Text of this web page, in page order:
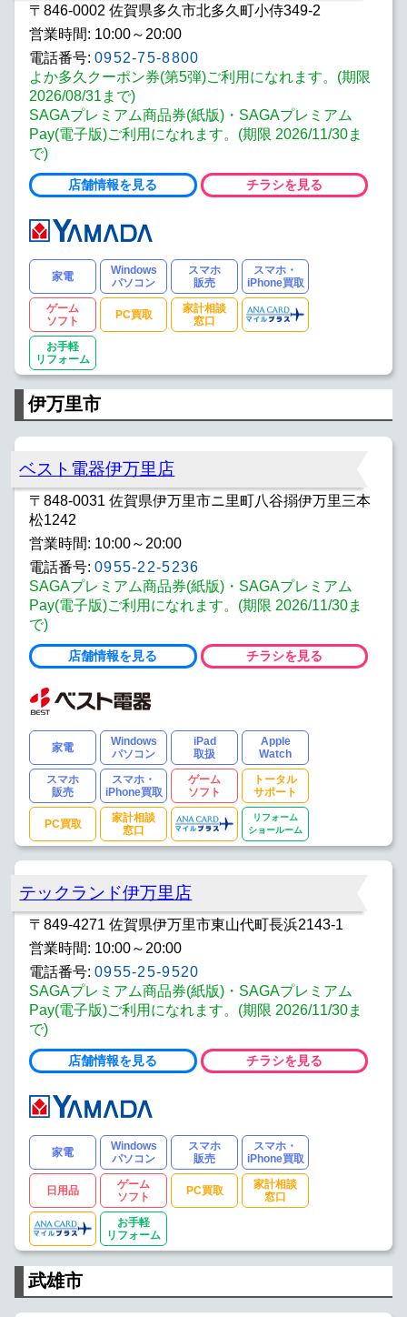
〒846-0002 佐賀県多久市北多久町小侍349-2
営業時間: 10:00～20:00
電話番号: 0952-75-8800
よか多久クーポン券(第5弾)ご利用になれます。(期限
2026/08/31まで)
SAGAプレミアム商品券(紙版)・SAGAプレミアム
Pay(電子版)ご利用になれます。(期限 2026/11/30ま
で)
店舗情報を見る チラシを見る
家電
Windows
パソコン
スマホ
販売
スマホ・
iPhone買取
ゲーム
ソフト
PC買取
家計相談
窓口
お手軽
リフォーム
伊万里市
ベスト電器伊万里店
〒848-0031 佐賀県伊万里市ニ里町八谷搦伊万里三本
松1242
営業時間: 10:00～20:00
電話番号: 0955-22-5236
SAGAプレミアム商品券(紙版)・SAGAプレミアム
Pay(電子版)ご利用になれます。(期限 2026/11/30ま
で)
店舗情報を見る チラシを見る
家電
Windows
パソコン
iPad
取扱
Apple
Watch
スマホ
販売
スマホ・
iPhone買取
ゲーム
ソフト
トータル
サポート
PC買取
家計相談
窓口
リフォーム
ショールーム
テックランド伊万里店
〒849-4271 佐賀県伊万里市東山代町長浜2143-1
営業時間: 10:00～20:00
電話番号: 0955-25-9520
SAGAプレミアム商品券(紙版)・SAGAプレミアム
Pay(電子版)ご利用になれます。(期限 2026/11/30ま
で)
店舗情報を見る チラシを見る
家電
Windows
パソコン
スマホ
販売
スマホ・
iPhone買取
日用品
ゲーム
ソフト
PC買取
家計相談
窓口
お手軽
リフォーム
武雄市